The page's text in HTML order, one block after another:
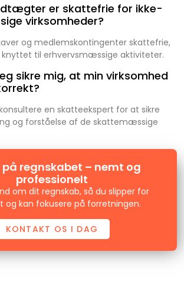
er skattefrie for ikke-
virksomheder?
og medlemskontingenter skattefrie,
til erhvervsmæssige aktiviteter.
sikre mig, at min virksomhed
en skatteekspert for at sikre
og forståelse af de skattemæssige
på regnskabet – nemt og
professionelt
om dit regnskab, så du slipper for
kan fokusere på forretningen.
KONTAKT OS I DAG